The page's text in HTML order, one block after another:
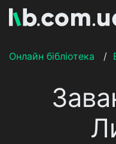
Онлайн бібліотека
/